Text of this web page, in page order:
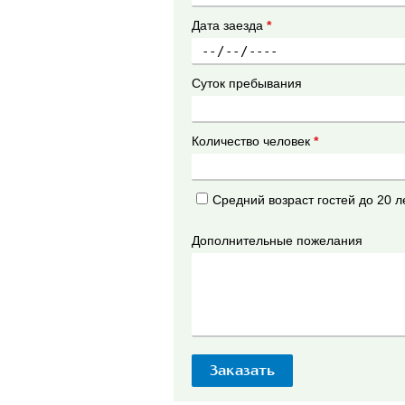
Дата заезда *
Суток пребывания
Количество человек *
Средний возраст гостей до 20
Дополнительные пожелания